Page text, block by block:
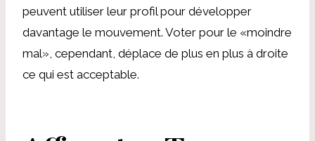
peuvent utiliser leur profil pour développer
davantage le mouvement. Voter pour le «moindre
mal», cependant, déplace de plus en plus à droite
ce qui est acceptable.